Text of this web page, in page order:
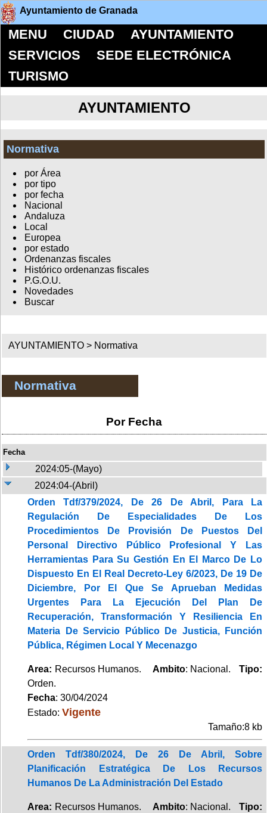
Ayuntamiento de Granada
MENU CIUDAD
AYUNTAMIENTO
SERVICIOS
SEDE ELECTRÓNICA
TURISMO
AYUNTAMIENTO
Normativa
por Área
por tipo
por fecha
Nacional
Andaluza
Local
Europea
por estado
Ordenanzas fiscales
Histórico ordenanzas fiscales
P.G.O.U.
Novedades
Buscar
AYUNTAMIENTO > Normativa
Normativa
Por Fecha
Fecha
2024:05-(Mayo)
2024:04-(Abril)
Orden Tdf/379/2024, De 26 De Abril, Para La
Regulación De Especialidades De Los
Procedimientos De Provisión De Puestos Del
Personal Directivo Público Profesional Y Las
Herramientas Para Su Gestión En El Marco De Lo
Dispuesto En El Real Decreto-Ley 6/2023, De 19 De
Diciembre, Por El Que Se Aprueban Medidas
Urgentes Para La Ejecución Del Plan De
Recuperación, Transformación Y Resiliencia En
Materia De Servicio Público De Justicia, Función
Pública, Régimen Local Y Mecenazgo
Area: Recursos Humanos. Ambito: Nacional.Tipo:
Orden.
Fecha: 30/04/2024
Estado: Vigente
Tamaño:8 kb
Orden Tdf/380/2024, De 26 De Abril, Sobre
Planificación Estratégica De Los Recursos
Humanos De La Administración Del Estado
Area: Recursos Humanos. Ambito: Nacional.Tipo: